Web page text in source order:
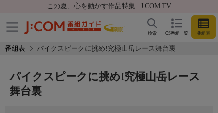
この夏、心を動かす作品特集 | J:COM TV
CS番組一覧 番組表
検索
番組表 パイクスピークに挑め!究極山岳レース舞台裏
パイクスピークに挑め!究極山岳レース
舞台裏